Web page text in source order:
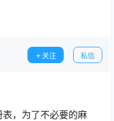
关注 私信
，为了不必要的麻